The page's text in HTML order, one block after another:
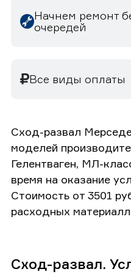
Начнем ремонт
очередей
Все виды оплаты
Сход-развал
моделей
Гелентваген, МЛ-
время на оказание
Стоимость от 3501
расходных
Сход-развал.